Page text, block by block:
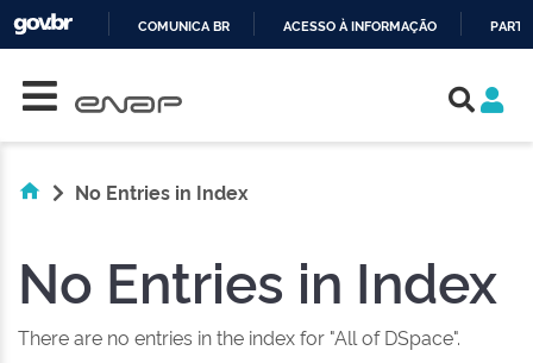
COMUNICA BR ACESSO À INFORMAÇÃO
No Entries in Index
No Entries in Index
There are no entries in the index for "All of DSpace".